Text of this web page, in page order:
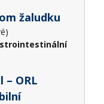
žaludku
ORL